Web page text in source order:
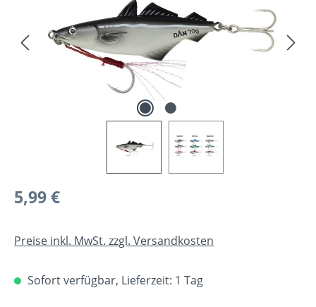
Regulärer Preis:
5,99 €
Preise inkl. MwSt. zzgl. Versandkosten
Sofort verfügbar, Lieferzeit: 1 Tag